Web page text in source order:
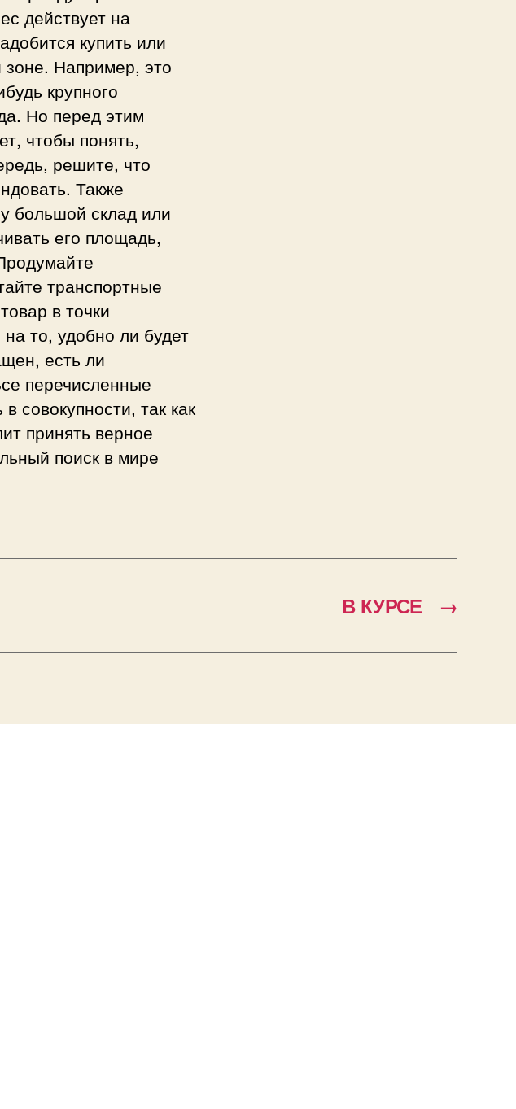
действует на
купить или
зоне. Например, это
крупного
Но перед этим
чтобы понять,
решите, что
Также
большой склад или
его площадь,
транспортные
в точки
то, удобно ли будет
есть ли
перечисленные
совокупности, так как
принять верное
поиск в мире
→
В КУРСЕ